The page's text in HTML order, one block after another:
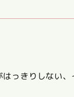
っきりしない